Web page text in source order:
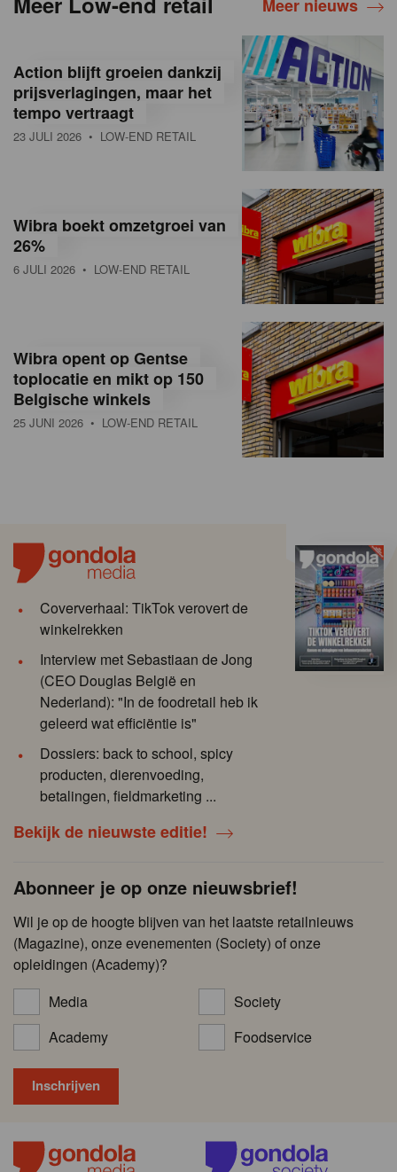
Meer nieuws
Action blijft groeien dankzij
prijsverlagingen, maar het
tempo vertraagt
23 JULI 2026 • LOW-END RETAIL
Wibra boekt omzetgroei van
26%
6 JULI 2026 • LOW-END RETAIL
Wibra opent op Gentse
toplocatie en mikt op 150
Belgische winkels
25 JUNI 2026 • LOW-END RETAIL
Coververhaal: TikTok verovert de
winkelrekken
Interview met Sebastiaan de Jong
(CEO Douglas België en
Nederland): "In de foodretail heb ik
geleerd wat efficiëntie is"
Dossiers: back to school, spicy
producten, dierenvoeding,
betalingen, fieldmarketing ...
Bekijk de nieuwste editie!
Abonneer je op onze nieuwsbrief!
Wil je op de hoogte blijven van het laatste retailnieuws
(Magazine), onze evenementen (Society) of onze
opleidingen (Academy)?
Media
Society
Academy
Foodservice